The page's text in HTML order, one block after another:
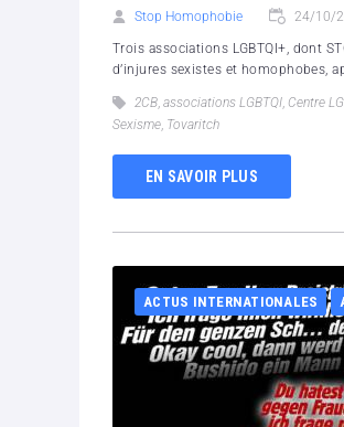
Stop Homophobie 24/10/
Trois associations LGBTQI+, dont
d’injures sexistes et homophobes,
2CB, associations LGBTQI, Centre
Sexisme, Tovaritch
EN SAVOIR PLUS
ACTUS INTERNATIONALES